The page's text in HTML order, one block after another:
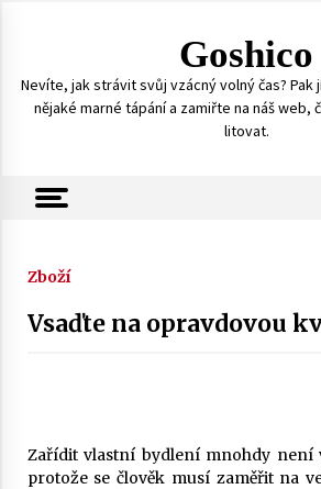
Goshico
Nevíte, jak strávit svůj vzácný volný čas?
nějaké marné tápání a zamiřte na náš web,
litovat.
Zboží
Vsaďte na opravdovou
Zařídit vlastní bydlení mnohdy není
protože se člověk musí zaměřit na